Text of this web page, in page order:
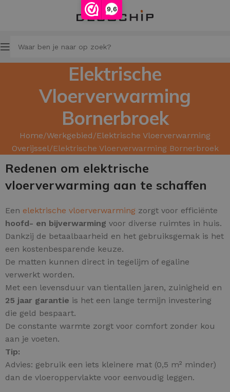
9,6
Elektrische
Vloerverwarming
Bornerbroek
Home Werkgebied Elektrische Vloerverwarming
Overijssel Elektrische Vloerverwarming Bornerbroek
Redenen om elektrische
vloerverwarming aan te schaffen
Een elektrische vloerverwarming zorgt voor efficiënte
hoofd- en bijverwarming voor diverse ruimtes in huis.
Dankzij de betaalbaarheid en het gebruiksgemak is het
een kostenbesparende keuze.
De matten kunnen direct in tegelijm of egaline
verwerkt worden.
Met een levensduur van tientallen jaren, zuinigheid en
25 jaar garantie is het een lange termijn investering
die geld bespaart.
De constante warmte zorgt voor comfort zonder kou
aan je voeten.
Tip:
Advies: gebruik een iets kleinere mat (0,5 m² minder)
dan de vloeroppervlakte voor eenvoudig leggen.